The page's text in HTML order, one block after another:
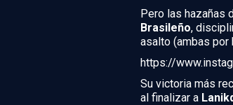
Pero las hazañas
Brasileño,
asalto (ambas por
https://
Su victoria más
al finalizar a